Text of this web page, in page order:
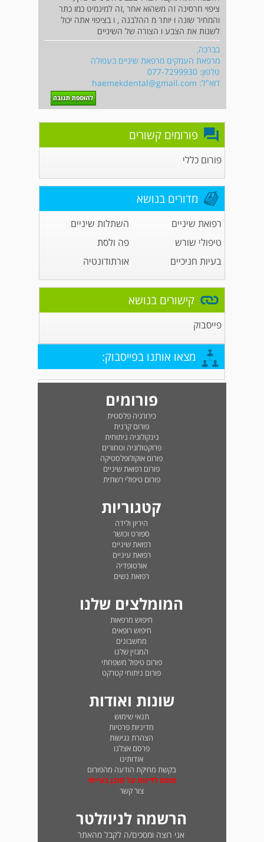
ציפוי חרסינה זה משהוא אחר ,זה למינמיט כמו כתר
והמחיר שונה ו יותר מ ההלבנה , ו בציפוי אתה יכול
לשנות את הצבע ו הצורה של השיניים
בברכה,
מרפאת העמקים מרפאת שיניים בעפולה
טלפון: 077-7299930
דוא"ל: haemekdental@gmail.com
פורומים קשורים
פורום כללי
מדורים בנושא
רפואת שיניים
השתלות שיניים
טיפולי שורש
פה ולסת
בעיות חניכיים
אורתודונטיה
קישורים בנושא
פייסבוק
מצאו אותנו בפייסבוק:
פורומים
כירורגיה פלסטית
פורום קרנית
גינקולוגיה ניתוחית
פרוקטולוגיה וטחורים
פורום אוקולופלסטיקה
פורום רפואת שיניים
פורום טיפולי רשתית
קטגוריות
היריון ולידה
ספורט וכושר
רפואת שיניים
רפואת עיניים
אורטופדיה
רפואת נשים
המומלצים שלנו
חיפוש מרפאות
חיפוש רופאים
מחשבונים
המגזין שלנו
פורום טיפול משפחתי
פורום ניתוחי קטרקט
שונות ואודות
תנאי שימוש
מדיניות פרטיות
הצהרת נגישות
פרסם אצלנו
אודותינו
בקשת מחיקת הודעה מהפורום
טופס לדיווח על תוכן בעייתי
צור קשר
הרשמה לניוזלטר
אני רוצה ומסכים/ה לקבל מהאתר